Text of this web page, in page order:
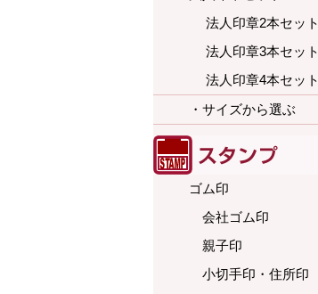
法人印章2本セット
法人印章3本セット
法人印章4本セット
・サイズから選ぶ
ゴム印
会社ゴム印
親子印
小切手印・住所印